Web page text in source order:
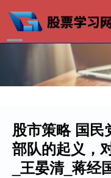
股市策略 国民
部队的起义，
_王晏清_蒋经